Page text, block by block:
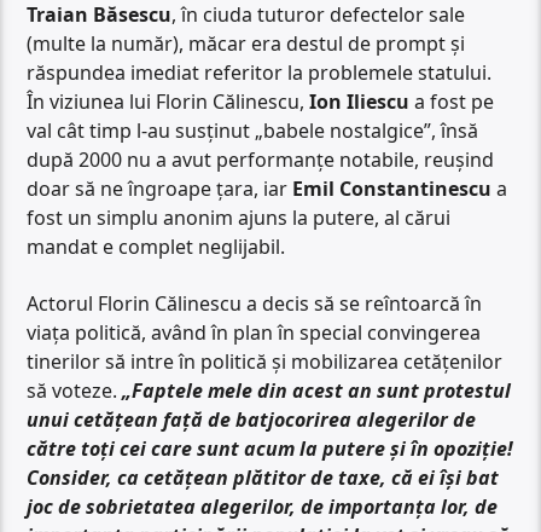
Traian Băsescu, în ciuda tuturor defectelor sale
(multe la număr), măcar era destul de prompt și
răspundea imediat referitor la problemele statului.
În viziunea lui Florin Călinescu,Ion Iliescu a fost pe
val cât timp l-au susținut „babele nostalgice”, însă
după 2000 nu a avut performanțe notabile, reușind
doar să ne îngroape țara, iar Emil Constantinescu a
fost un simplu anonim ajuns la putere, al cărui
mandat e complet neglijabil.
Actorul Florin Călinescu a decis să se reîntoarcă în
viața politică, având în plan în special convingerea
tinerilor să intre în politică și mobilizarea cetățenilor
să voteze.„Faptele mele din acest an sunt protestul
unui cetățean față de batjocorirea alegerilor de
către toți cei care sunt acum la putere și în opoziție!
Consider, ca cetățean plătitor de taxe, că ei își bat
joc de sobrietatea alegerilor, de importanța lor, de